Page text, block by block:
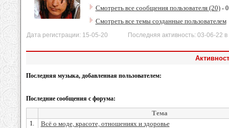
Смотреть все сообщения пользователя (20)-
Смотреть все темы созданные пользователем
Дата регистрации: 15-05-20 Последняя активность: 03-06-22 в
Последняя музыка, добавленная пользователем:
Последние сообщения с форума:
Тема
1. Всё о моде, красоте, отношениях и здоровье